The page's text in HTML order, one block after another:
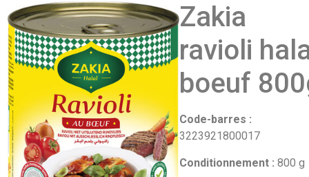
Zakia
ravioli
boeuf
Code-barres :
3223921800017
Conditionnement : 800 g